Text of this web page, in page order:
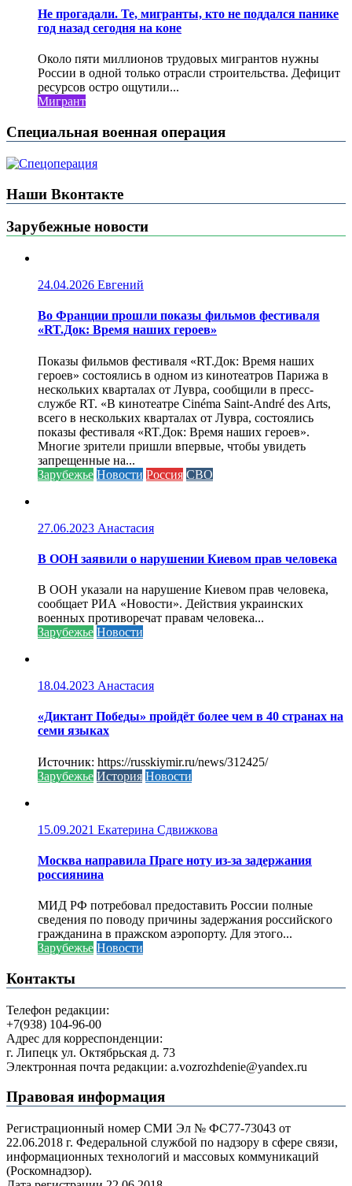
Не прогадали. Те, мигранты, кто не поддался панике
год назад сегодня на коне
Около пяти миллионов трудовых мигрантов нужны
России в одной только отрасли строительства. Дефицит
ресурсов остро ощутили...
Мигрант
Специальная военная операция
Наши Вконтакте
Зарубежные новости
24.04.2026 Евгений
Во Франции прошли показы фильмов фестиваля
«RT.Док: Время наших героев»
Показы фильмов фестиваля «RT.Док: Время наших
героев» состоялись в одном из кинотеатров Парижа в
нескольких кварталах от Лувра, сообщили в пресс-
службе RT. «В кинотеатре Cinéma Saint-André des Arts,
всего в нескольких кварталах от Лувра, состоялись
показы фестиваля «RT.Док: Время наших героев».
Многие зрители пришли впервые, чтобы увидеть
запрещенные на...
Зарубежье Новости Россия СВО
27.06.2023 Анастасия
В ООН заявили о нарушении Киевом прав человека
В ООН указали на нарушение Киевом прав человека,
сообщает РИА «Новости». Действия украинских
военных противоречат правам человека...
Зарубежье Новости
18.04.2023 Анастасия
«Диктант Победы» пройдёт более чем в 40 странах на
семи языках
Источник: https://russkiymir.ru/news/312425/
Зарубежье История Новости
15.09.2021 Екатерина Сдвижкова
Москва направила Праге ноту из-за задержания
россиянина
МИД РФ потребовал предоставить России полные
сведения по поводу причины задержания российского
гражданина в пражском аэропорту. Для этого...
Зарубежье Новости
Контакты
Телефон редакции:
+7(938) 104-96-00
Адрес для корреспонденции:
г. Липецк ул. Октябрьская д. 73
Электронная почта редакции: a.vozrozhdenie@yandex.ru
Правовая информация
Регистрационный номер СМИ Эл № ФС77-73043 от
22.06.2018 г. Федеральной службой по надзору в сфере связи,
информационных технологий и массовых коммуникаций
(Роскомнадзор).